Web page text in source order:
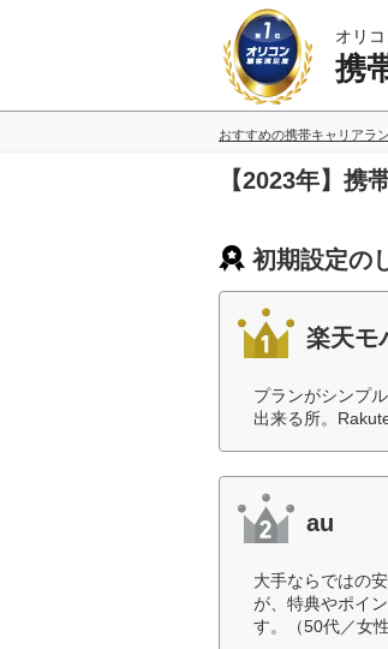
オリ
携
おすすめの携帯キャリアラ
【2023年】携
初期設定の
楽天モ
プランがシンプ
出来る所。
au
大手ならではの
が、特典やポイ
す。（50代／女性